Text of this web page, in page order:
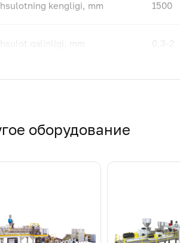
kengligi, mm 1500
qalinligi, mm 0,3-2
chiqarish quvvati,
применения
оборудование